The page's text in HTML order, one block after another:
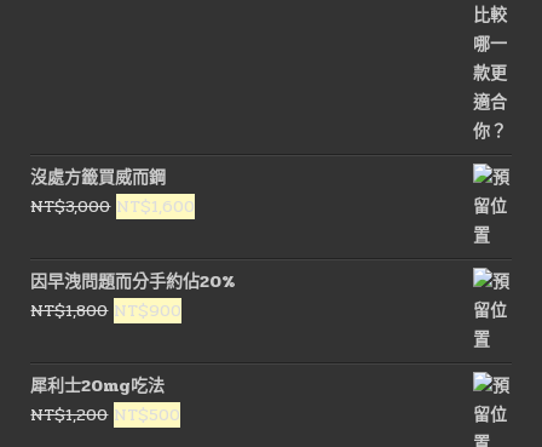
沒處方籤買威而鋼
NT$3,000 原
價
格：
NT$3,000。
NT$1,600
價
格：
因早洩問題而分手約佔20%
NT$1,800 原
價
格：
NT$1,800。
NT$900
價
犀利士20mg吃法
NT$1,200 原
NT$500